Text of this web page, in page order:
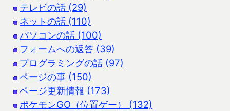
テレビの話 (29)
ネットの話 (110)
パソコンの話 (100)
フォームへの返答 (39)
プログラミングの話 (97)
ページの事 (150)
ページ更新情報 (173)
ポケモンGO（位置ゲー） (132)